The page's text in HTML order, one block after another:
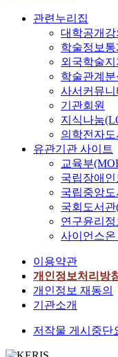
관련누리집
대학공개
학술정보
외국학술
학술관계
사서커뮤니
기관회원
지식나눔
의학전자
유관기관 사이트
교육부
국립장애
국립중앙
국회도서
연구윤리
사이언스온
이용약관
개인정보처리방
개인정보 재동의
기관소개
저작물 게시중단